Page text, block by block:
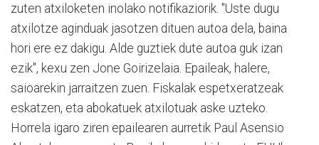
zuten atxiloketen inolako notifikaziorik. "Uste dugu
atxilotze aginduak jasotzen dituen autoa dela, baina
hori ere ez dakigu. Alde guztiek dute autoa guk izan
ezik", kexu zen Jone Goirizelaia. Epaileak, halere,
saioarekin jarraitzen zuen. Fiskalak espetxeratzeak
eskatzen, eta abokatuek atxilotuak aske uzteko.
Horrela igaro ziren epailearen aurretik Paul Asensio